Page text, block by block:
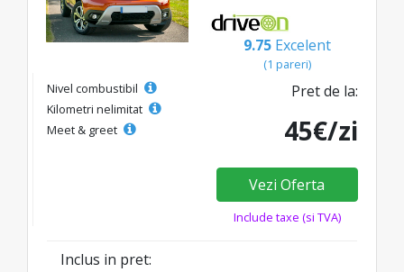
9.75 Excelent
(1 pareri)
Nivel combustibil
Kilometri nelimitat
Meet & greet
Pret de la:
45€/zi
Vezi Oferta
Include taxe (si TVA)
Inclus in pret: